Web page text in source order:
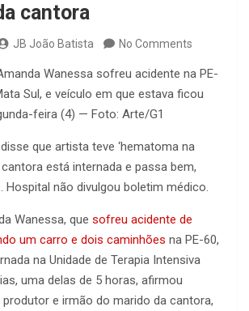
cantora
JB João Batista No Comments
Wanessa sofreu acidente na PE-
Sul, e veículo em que estava ficou
feira (4) — Foto: Arte/G1
que artista teve ‘hematoma na
cantora está internada e passa bem,
Hospital não divulgou boletim médico.
Wanessa, que sofreu acidente de
um carro e dois caminhões na PE-60,
na Unidade de Terapia Intensiva
uma delas de 5 horas, afirmou
produtor e irmão do marido da cantora,